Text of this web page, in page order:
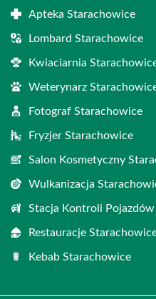
Apteka Starachowice
Lombard Starachowice
Kwiaciarnia
Weterynarz
Fotograf Starachowice
Fryzjer Starachowice
Salon Kosmetyczny
Wulkanizacja
Stacja Kontroli
Restauracje
Kebab Starachowice